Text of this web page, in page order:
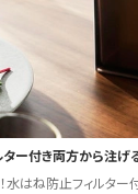
ー付き両方から注げ
水はね防止フィルター